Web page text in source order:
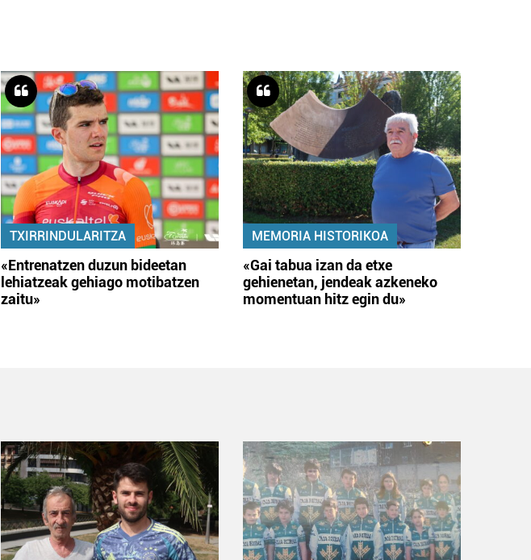
TXIRRINDULARITZA
«Entrenatzen duzun bideetan
lehiatzeak gehiago motibatzen
zaitu»
MEMORIA HISTORIKOA
«Gai tabua izan da etxe
gehienetan, jendeak azkeneko
momentuan hitz egin du»